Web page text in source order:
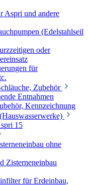
Aspri und andere
(Edelstahlseil
oder
für
Zubehör
Entnahmen
Kennzeichnung
15
ohne
Zisterneneinbau
für Erdeinbau,